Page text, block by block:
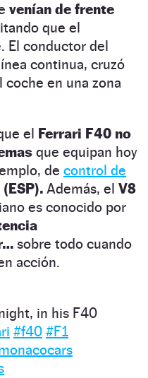
venían de frente
que el
El conductor del
continua, cruzó
en una zona
el Ferrari F40 no
que equipan hoy
de control de
Además, el V8
es conocido por
sobre todo cuando
acción.
in his F40
#f40 #F1